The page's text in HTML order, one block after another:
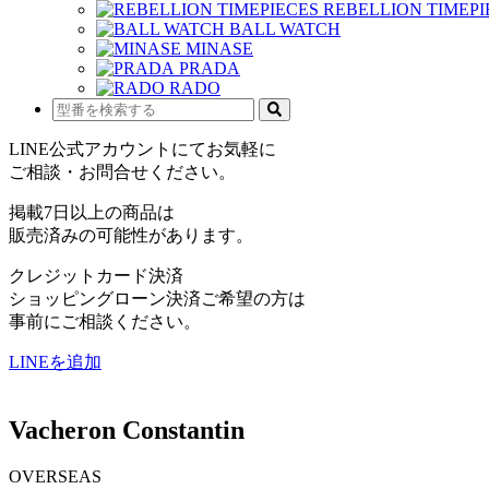
REBELLION
BALL WATCH
MINASE
PRADA
RADO
LINE公式アカウントにてお気軽に
ご相談・お問合せください。
掲載7日以上の商品は
販売済みの可能性があります。
クレジットカード決済
ショッピングローン決済ご希望の方は
事前にご相談ください。
LINEを追加
Vacheron Constantin
OVERSEAS